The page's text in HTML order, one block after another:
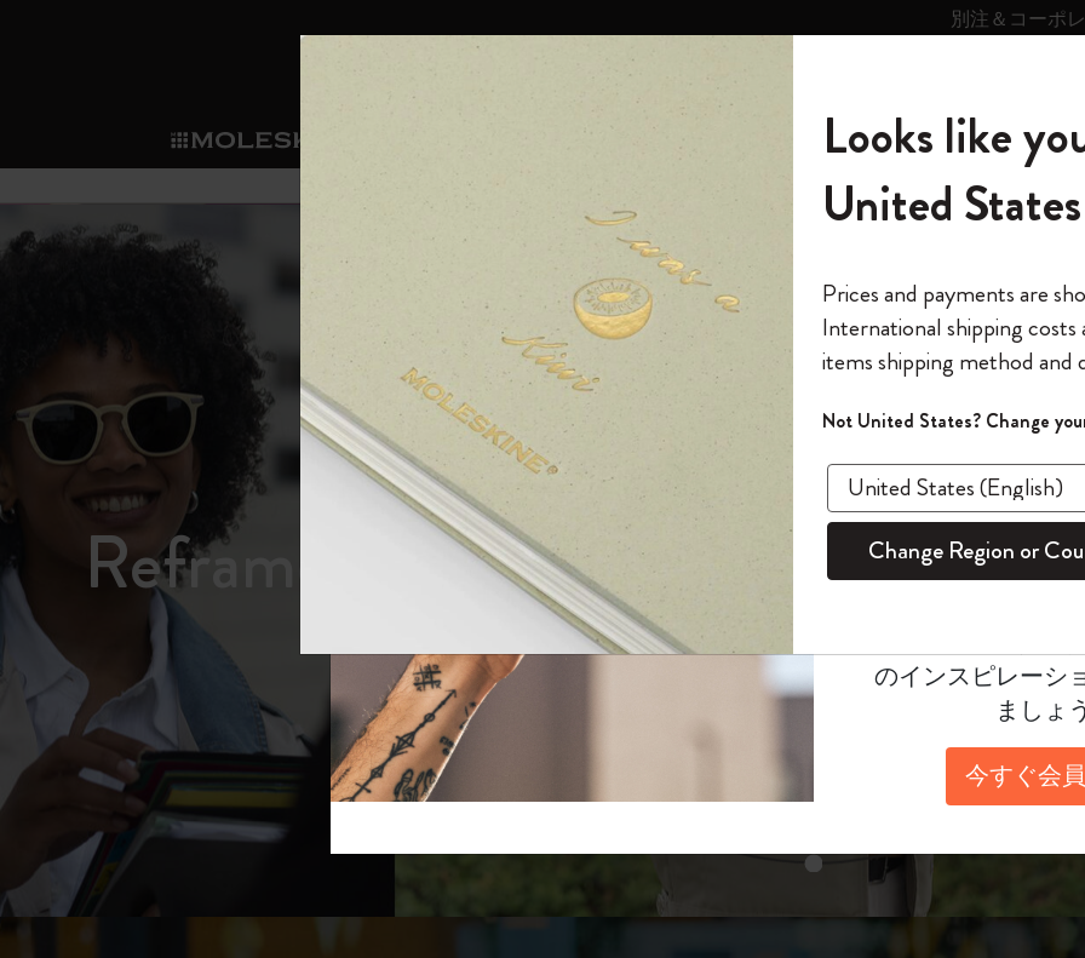
別注＆コーポ
ショ
新商品
ノートブック
ノートブック
The Original Notebook
ミニノートブックチャーム
カイエ ＆ ジャーナル
セット
パッションジャーナル
スチューデントカイエジャーナル
ダイアリー
サブカテゴリ
ダイアリー
パーソナル・ダイアリー
12カ月ダイアリー
15ヶ月プランナー
ウィークリープランナー
デイリープランナー
マンスリープランナー
ライフプランナー・コレクション
モレスキンスマート
サブカテゴリ
すべて見る
スマートライティング・システム
モレスキンスマートスマートとは
アプリ・サービス
ライティングツール
サブカテゴリ
モレスキンスマート
Blackwing x モレスキン
Kaweco x モレスキン
ペン & ペンシル
限定版ノートブック
サブカテゴリ
Reframe サングラス
ムーミン コレクション
キム・ジョンギコレクション
「Alice's Adventures in Wonderland」コレ
『ロード・オブ・ザ・リング』コレク
カラーパターン ノートブック
サクラコレクション
馬年コレクション
ISSEY MIYAKE | モレスキン のコレク
キム・ジョンギコレクション
Impressions of Impressionism コレクショ
ン
カサ・バトリョ 限定版コレクション
ゴッホ美術館
すべて見る
バックパック
限定版バックパック
Shopper paper – made Collection
ギフト
サブカテゴリ
アートを愛する方への贈り物
プロフェッショナルへの贈り物
ミニマリストへの贈り物
マキシマリストへの贈り物
健康を愛する方への贈り物です
趣味を愛する方へのギフト
ピン
サブカテゴリ
カントリー・テーマ・ピンズ・コレク
ション
パッチ
サブカテゴリ
プライドをいつも胸に
Mardi Mercredi × モレスキン
すべて見る
スマートライティング・シス
テム
サブカテゴリ
スマートライティング・システム
スマートノートブック
スマートダイアリー
モレスキンスマートスマート
とは
アプリ・サービス
サブカテゴリ
Notes
モレスキン Journal
モレスキン Planner
パーソナライズサ
ービス
サブカテゴリ
カスタムダイアリー
カスタムノートブック
パッチ
和紙テープ
ミニノートブックチャーム
別注＆コーポレートギフト
リー
の世界
サブカテゴリ
モレスキンメンバーシップ
我々の歴史
モレスキンのマニフェスト
ペンと紙の力
持続可能な創造性
Detour
今すぐメンバー登録
ウェルカムオファー: 次回のご購入時に10% オフと送料無料
通常特典: パーソナライズの2冊ご購入で1冊無料
バースデー特典: 1回限りの割引（1ヶ月有効）
先行プレビュー: 新作コレクションへの先行アクセス
伝説的なお得情報: 会員限定の特別サプライズ
セールへの早期アクセス: お得な情報をいち早くチェック
モレスキン限定イベント: 優先アクセス
返品期間の延長: 1ヶ月間
モレスキンの世界
*メールアドレス
*パスワード
このデバイスで情
ログイン
6,500円以上のご購入で送料無料
あるページから始まる物語
Reframe Sunglasses（リフレ
あなたにぴったりの一本を選ぼう
ス
スライド表示2
スライド表示3
スライド表示4
スライド表示5 モレスキンの世
今すぐ会員登録
「WELCOME10」
回注文が10%オフ
ます。セール・ア
適用
のインスピレーシ
ましょ
今すぐ会
Looks like
United States
Prices and payments are
International shipping costs
items shipping method and
Not United States? Change
Change Region or